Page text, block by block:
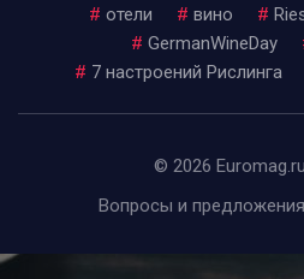
# отели # вино #
# GermanWineDay
# 7 настроений Рислинга
© 2026 Euromag.ru
Вопросы и